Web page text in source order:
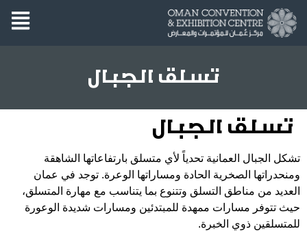
تسلق الجبال
تسلق الجبال
تشكل الجبال العمانية تحدياً لأي متسلق بارتفاعاتها الشاهقة
ومنحدراتها الصخرية الحادة ومساراتها الوعرة. توجد في عمان
العديد من مناطق التسلق وتتنوع بما يتناسب مع مهارة المتسلق،
حيث تتوفر مسارات ممهدة للمبتدئين ومسارات شديدة الوعورة
للمتسلقين ذوي الخبرة.